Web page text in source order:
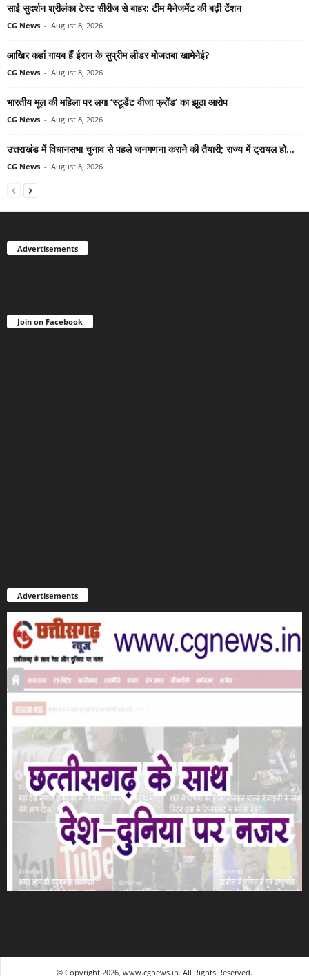
साई सुदर्शन श्रीलंका टेस्ट सीरीज से बाहर: टीम मैनेजमेंट की बढ़ी टेंशन
CG News - August 8, 2026
आखिर कहां गायब हैं ईरान के सुप्रीम लीडर मोजतबा खामेनेई?
CG News - August 8, 2026
भारतीय मूल की महिला पर लगा ‘स्टूडेंट वीजा फ्रॉड’ का झूठा आरोप
CG News - August 8, 2026
उत्तराखंड में विधानसभा चुनाव से पहले जनगणना कराने की तैयारी; राज्य में ट्रायल हो...
CG News - August 8, 2026
Advertisements
Join on Facebook
Advertisements
© Copyright 2026, www.cgnews.in. All Rights Reserved.